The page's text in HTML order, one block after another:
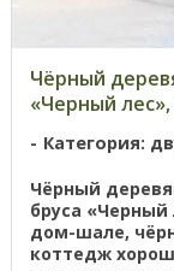
Чёрный
«Черный лес»,
Категория:
Чёрный
бруса
дом-шале,
коттедж